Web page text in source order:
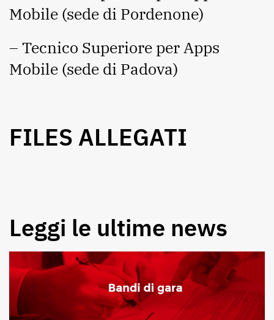
Mobile (sede di Pordenone)
– Tecnico Superiore per Apps
Mobile (sede di Padova)
FILES ALLEGATI
Leggi le ultime news